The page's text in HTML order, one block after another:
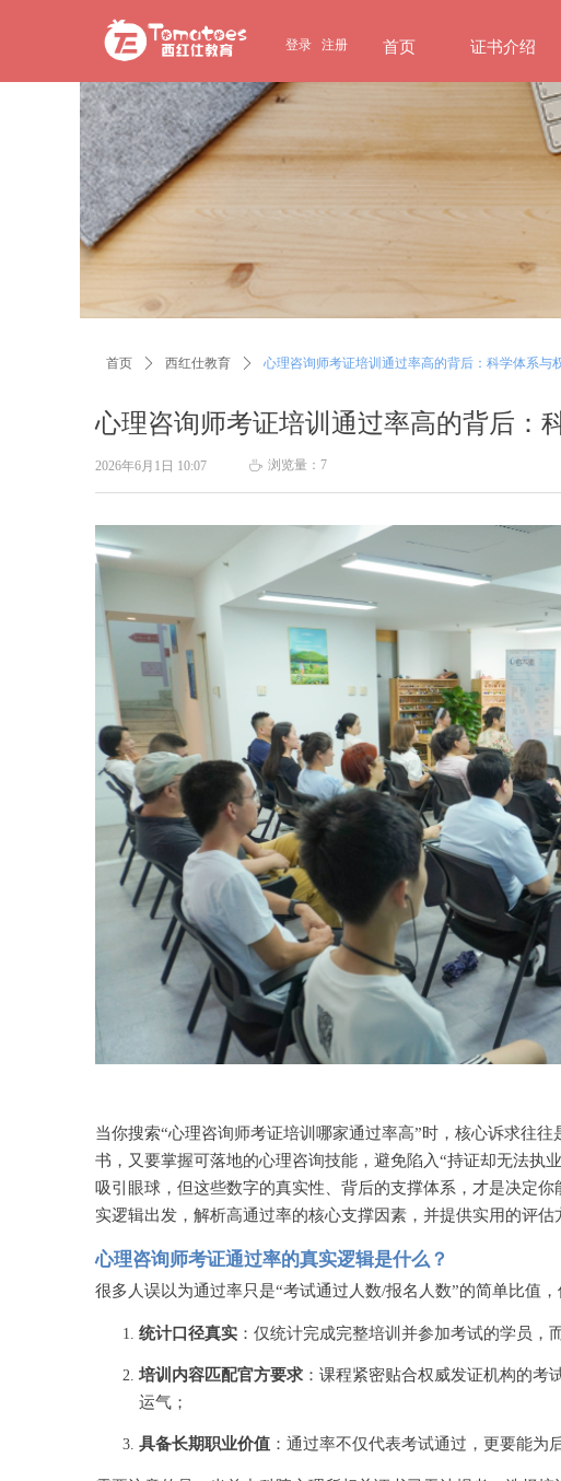
首页 证书介绍
登录 注册
心理咨询师考证培训通过率高的背后：
首页 ꄲ 西红仕教育 ꄲ 心理咨询师考证培训通过率高的背后：科学体系与
当你搜索“心理咨询师考证培训哪家通过率高”时，核心诉求往
书，又要掌握可落地的心理咨询技能，避免陷入“持证却无法执
吸引眼球，但这些数字的真实性、背后的支撑体系，才是决定
实逻辑出发，解析高通过率的核心支撑因素，并提供实用的评估
心理咨询师考证通过率的真实逻辑是什么？
很多人误以为通过率只是“考试通过人数/报名人数”的简单比值
统计口径真实 ：仅统计完成完整培训并参加考试的学员，
培训内容匹配官方要求 ：课程紧密贴合权威发证机构的考
运气；
具备长期职业价值 ：通过率不仅代表考试通过，更要能为
2026年6月1日 10:07 ꄘ 浏览量： 7